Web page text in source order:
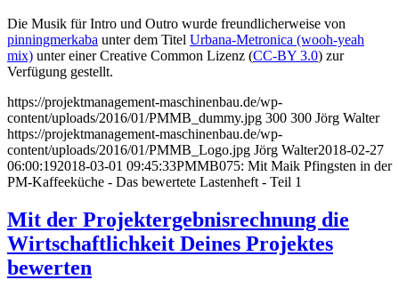
Die Musik für Intro und Outro wurde freundlicherweise von
pinningmerkaba unter dem Titel Urbana-Metronica (wooh-yeah
mix) unter einer Creative Common Lizenz (CC-BY 3.0) zur
Verfügung gestellt.
https://projektmanagement-maschinenbau.de/wp-
content/uploads/2016/01/PMMB_dummy.jpg 300 300 Jörg Walter
https://projektmanagement-maschinenbau.de/wp-
content/uploads/2016/01/PMMB_Logo.jpg Jörg Walter2018-02-27
06:00:192018-03-01 09:45:33PMMB075: Mit Maik Pfingsten in der
PM-Kaffeeküche - Das bewertete Lastenheft - Teil 1
Mit der Projektergebnisrechnung die
Wirtschaftlichkeit Deines Projektes
bewerten